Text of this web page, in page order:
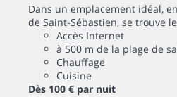
Dans un emplacement idéal,
de Saint-Sébastien, se trouve
Accès Internet
à 500 m de la plage de
Chauffage
Cuisine
Dès 100 € par nuit